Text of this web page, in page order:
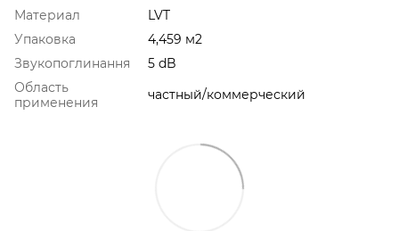
Материал
LVT
Упаковка
4,459 м2
Звукопоглинання
5 dB
Область
применения
частный/коммерческий